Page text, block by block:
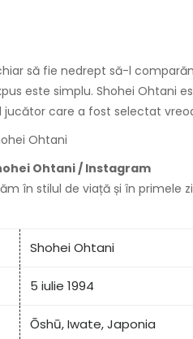
să fie nedrept să-l
este simplu. Shohei Ohtani
jucător care a fost selectat
Ohtani / Instagram
în stilul de viață și în primele
Shohei Ohtani
5 iulie 1994
Ōshū, Iwate, Japonia